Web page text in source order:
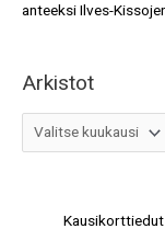
anteeksi Ilves-
Arkistot
Kausikorttiedut